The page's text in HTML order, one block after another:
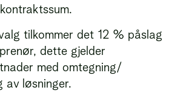
tilkommer det 12 % påslag
dette gjelder
med omtegning/
av løsninger.